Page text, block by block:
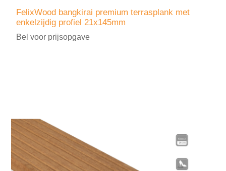
FelixWood bangkirai premium terrasplank met
enkelzijdig profiel 21x145mm
Bel voor prijsopgave